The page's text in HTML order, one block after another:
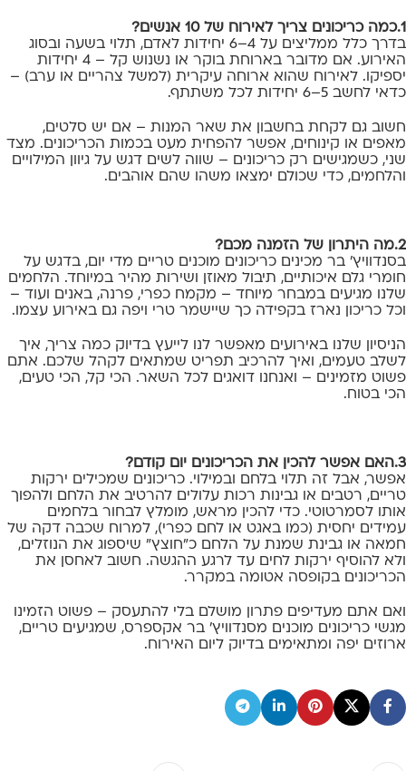
1.כמה כריכונים צריך לאירוח של 10 אנשים?
בדרך כלל ממליצים על 4–6 יחידות לאדם, תלוי בשעה ובסוג
האירוע. אם מדובר בארוחת בוקר או נשנוש קל – 4 יחידות
יספיקו. לאירוח שהוא ארוחה עיקרית (למשל צהריים או ערב) –
כדאי לחשב 5–6 יחידות לכל משתתף.
חשוב גם לקחת בחשבון את שאר המנות – אם יש סלטים,
מאפים או קינוחים, אפשר להפחית מעט בכמות הכריכונים. מצד
שני, כשמגישים רק כריכונים – שווה לשים דגש על גיוון המילויים
והלחמים, כדי שכולם ימצאו משהו שהם אוהבים.
2.מה היתרון של הזמנה מכם?
בסנדוויץ' בר מכינים כריכונים מוכנים טריים מדי יום, בדגש על
חומרי גלם איכותיים, תיבול מאוזן ושירות מהיר במיוחד. הלחמים
שלנו מגיעים במבחר מיוחד – מקמח כפרי, פרנה, באנים ועוד –
וכל כריכון נארז בקפידה כך שיישמר טרי ויפה גם באירוע עצמו.
הניסיון שלנו באירועים מאפשר לנו לייעץ בדיוק כמה צריך, איך
לשלב טעמים, ואיך להרכיב תפריט שמתאים לקהל שלכם. אתם
פשוט מזמינים – ואנחנו דואגים לכל השאר. הכי קל, הכי טעים,
הכי בטוח.
3.האם אפשר להכין את הכריכונים יום קודם?
אפשר, אבל זה תלוי בלחם ובמילוי. כריכונים שמכילים ירקות
טריים, רטבים או גבינות רכות עלולים להרטיב את הלחם ולהפוך
אותו לסמרטוטי. כדי להכין מראש, מומלץ לבחור בלחמים
עמידים יחסית (כמו באגט או לחם כפרי), למרוח שכבה דקה של
חמאה או גבינת שמנת על הלחם כ"חוצץ" שיספוג את הנוזלים,
ולא להוסיף ירקות לחים עד לרגע ההגשה. חשוב לאחסן את
הכריכונים בקופסה אטומה במקרר.
ואם אתם מעדיפים פתרון מושלם בלי להתעסק – פשוט הזמינו
מגשי כריכונים מוכנים מסנדוויץ' בר אקספרס, שמגיעים טריים,
ארוזים יפה ומתאימים בדיוק ליום האירוח.